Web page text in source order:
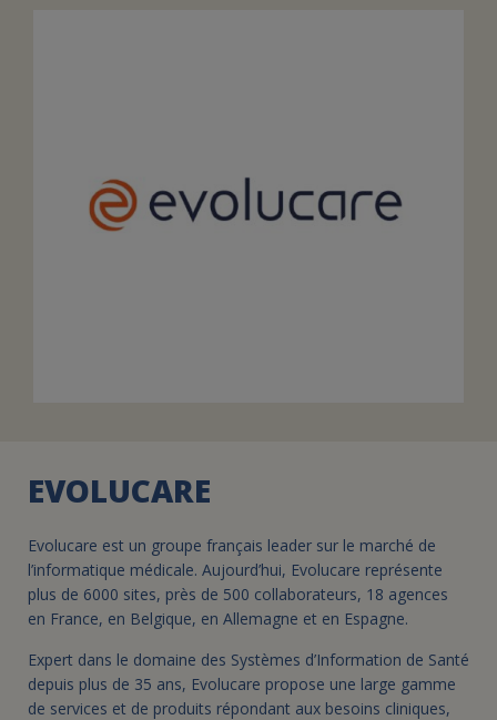
ESPACE PRESSE
EVOLUCARE
Evolucare est un groupe français leader sur le marché de
l’informatique médicale. Aujourd’hui, Evolucare représente
plus de 6000 sites, près de 500 collaborateurs, 18 agences
en France, en Belgique, en Allemagne et en Espagne.
Expert dans le domaine des Systèmes d’Information de Santé
depuis plus de 35 ans, Evolucare propose une large gamme
de services et de produits répondant aux besoins cliniques,